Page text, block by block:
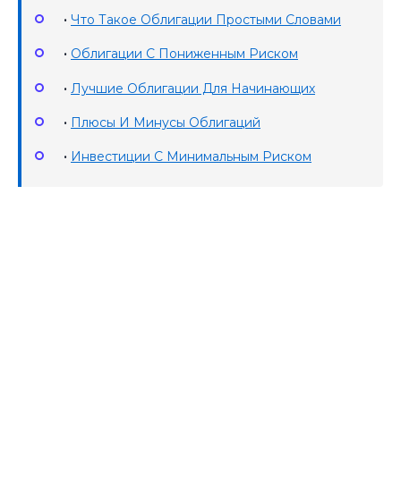
• Что Такое Облигации Простыми Словами
• Облигации С Пониженным Риском
• Лучшие Облигации Для Начинающих
• Плюсы И Минусы Облигаций
• Инвестиции С Минимальным Риском